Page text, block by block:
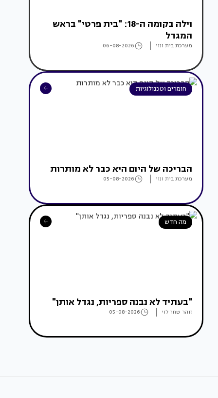
וילה בקומה ה-18: "בית פרטי" בראש
המגדל
מערכת בית ונוי 06-08-2026
חומרים וטכנולוגיות
הבריכה של היום היא כבר לא מותרות
מערכת בית ונוי 05-08-2026
מה חדש
"בעתיד לא נבנה ספריות, נגדל אותן"
זוהר שחר לוי 05-08-2026